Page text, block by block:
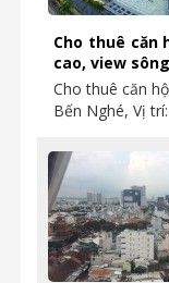
Cho thuê căn
cao, view
Cho thuê căn
Bến Nghé, Vị